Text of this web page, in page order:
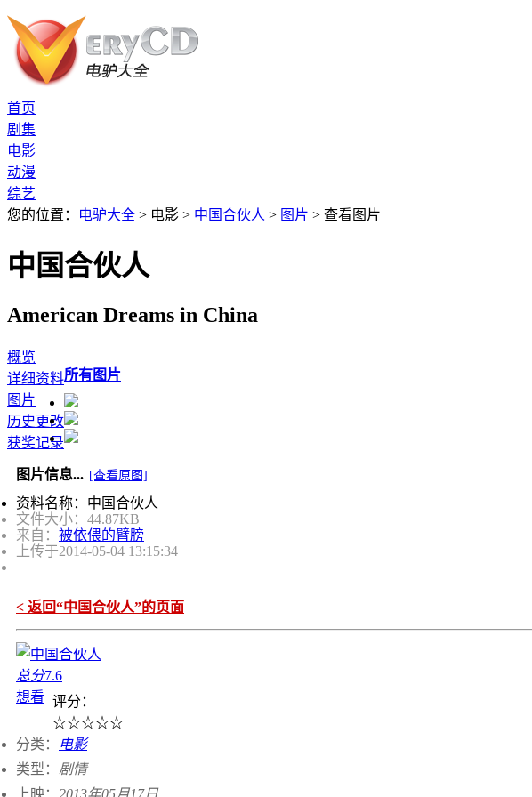
首页
剧集
电影
动漫
综艺
您的位置： 电驴大全 > 电影 > 中国合伙人 > 图片 > 查看图片
中国合伙人
American Dreams in China
概览
详细资料
图片
历史更改
获奖记录
所有图片
图片信息... [查看原图]
资料名称：中国合伙人
文件大小：44.87KB
来自： 被依偎的臂膀
上传于2014-05-04 13:15:34
< 返回“中国合伙人”的页面
总分7.6
想看 评分：
☆☆☆☆☆
分类：
电影
类型： 剧情
上映： 2013年05月17日